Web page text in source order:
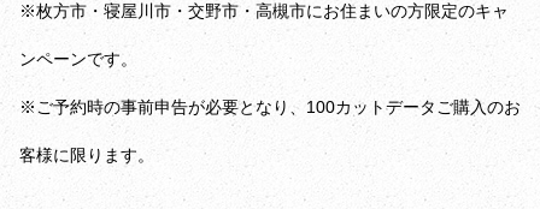
※枚方市・寝屋川市・交野市・高槻市にお住まいの方限定のキャ
ンペーンです。
※ご予約時の事前申告が必要となり、100カットデータご購入のお
客様に限ります。